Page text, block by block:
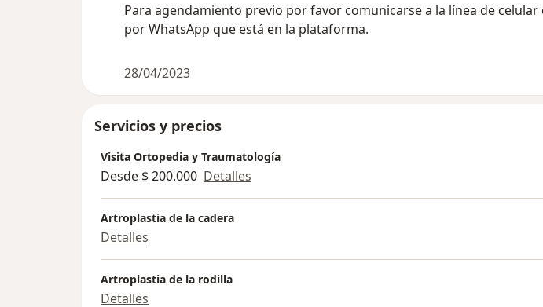
Para agendamiento previo por favor comunicarse a la línea de celular o
por WhatsApp que está en la plataforma.
28/04/2023
Servicios y precios
Visita Ortopedia y Traumatología
Desde $ 200.000 Detalles
Artroplastia de la cadera
Detalles
Artroplastia de la rodilla
Detalles